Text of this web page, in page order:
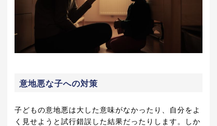
意地悪な子への対策
子どもの意地悪は大した意味がなかったり、自分をよ
く見せようと試行錯誤した結果だったりします。しか